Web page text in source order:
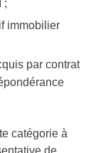
;
immobilier
par contrat
catégorie à